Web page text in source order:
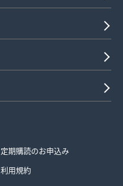
定期購読のお申込み
利用規約